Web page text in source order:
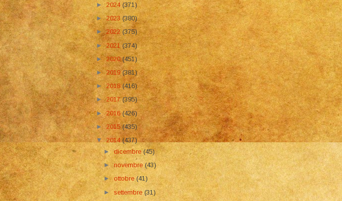
►2024 (371)
►2023(380)
►2022 (375)
►2021(374)
►2020(451)
►2019(381)
►2018(416)
►2017(395)
►2016(426)
►2015(435)
▼2014(437)
►dicembre(45)
►novembre(43)
►ottobre(41)
►settembre(31)